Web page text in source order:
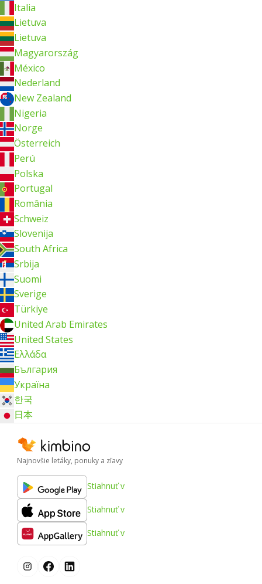
Italia
Lietuva
Lietuva
Magyarország
México
Nederland
New Zealand
Nigeria
Norge
Österreich
Perú
Polska
Portugal
România
Schweiz
Slovenija
South Africa
Srbija
Suomi
Sverige
Türkiye
United Arab Emirates
United States
Ελλάδα
България
Україна
한국
日本
Najnovšie letáky, ponuky a zľavy
Stiahnuť v
Stiahnuť v
Stiahnuť v